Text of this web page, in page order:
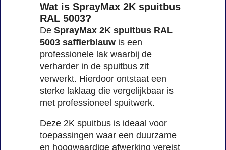
Wat is SprayMax 2K spuitbus
RAL 5003?
De SprayMax 2K spuitbus RAL
5003 saffierblauw is een
professionele lak waarbij de
verharder in de spuitbus zit
verwerkt. Hierdoor ontstaat een
sterke laklaag die vergelijkbaar is
met professioneel spuitwerk.
Deze 2K spuitbus is ideaal voor
toepassingen waar een duurzame
en hoogwaardige afwerking vereist